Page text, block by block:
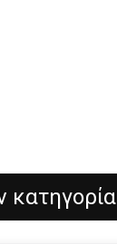
κατηγορία